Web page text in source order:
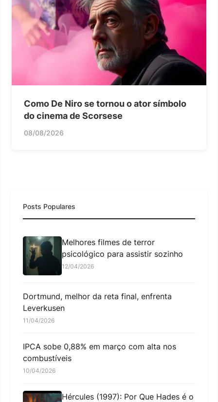
Como De Niro se tornou o ator símbolo
do cinema de Scorsese
08/08/2026
Posts Populares
Melhores filmes de terror
psicológico para assistir sozinho
12/04/2026
Dortmund, melhor da reta final, enfrenta
Leverkusen
11/04/2026
IPCA sobe 0,88% em março com alta nos
combustíveis
10/04/2026
Hércules (1997): Por Que Hades é o